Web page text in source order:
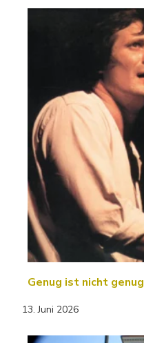
Genug ist nicht genug
13. Juni 2026